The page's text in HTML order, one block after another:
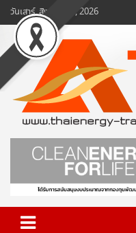
Skip
to
content
วันเสาร์, สิงหาคม 8, 2026
www.ten-
ข่าวพลังงานและคมนาคม